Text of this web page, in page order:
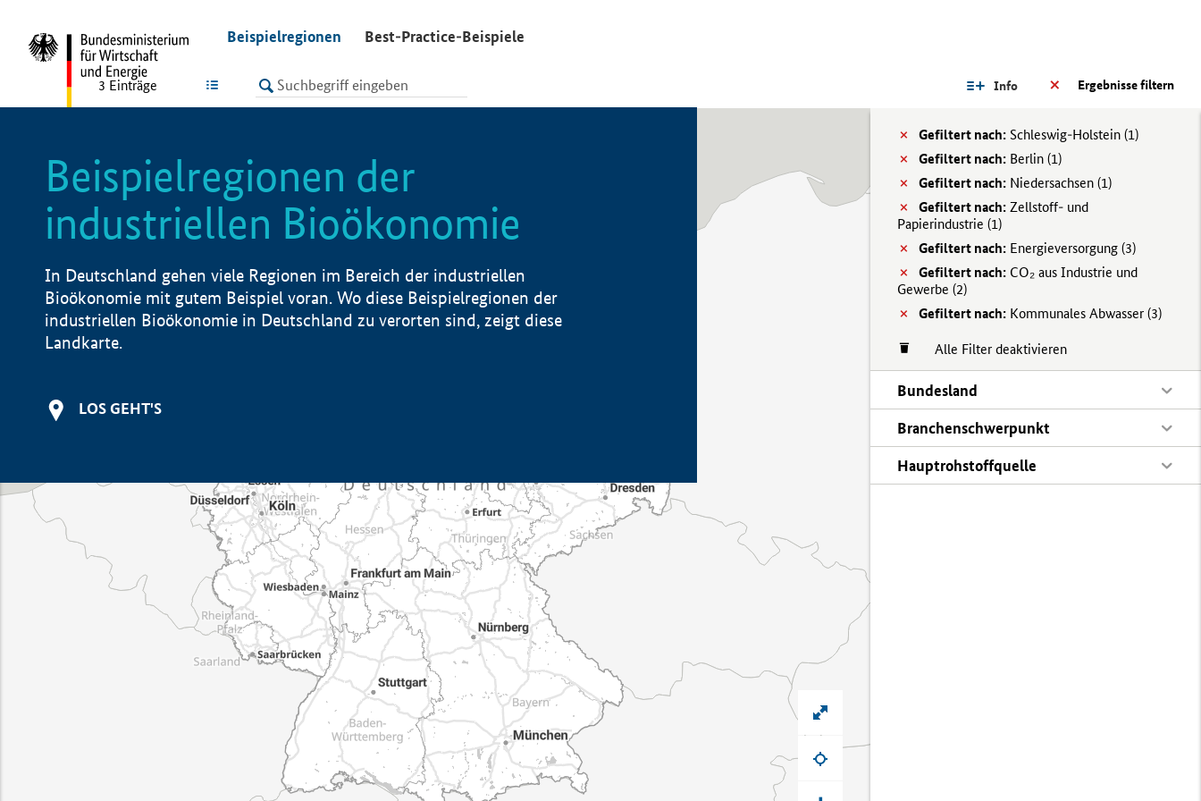
Beispielregionen Best-Practice-Beispiele
LISTE Ergebnisse filtern
Info
Gefiltert nach: Schleswig-Holstein (1)
Gefiltert nach: Berlin (1)
Gefiltert nach: Niedersachsen (1)
Gefiltert nach: Zellstoff- und
Papierindustrie (1)
Gefiltert nach: Energieversorgung (3)
Gefiltert nach: CO₂ aus Industrie und
Gewerbe (2)
Gefiltert nach: Kommunales Abwasser (3)
Alle Filter deaktivieren
Bundesland
Branchenschwerpunkt
Hauptrohstoffquelle
3 Einträge
Beispielregionen der
industriellen Bioökonomie
In Deutschland gehen viele Regionen im Bereich der industriellen
Bioökonomie mit gutem Beispiel voran. Wo diese Beispielregionen der
industriellen Bioökonomie in Deutschland zu verorten sind, zeigt diese
Landkarte.
LOS GEHT'S